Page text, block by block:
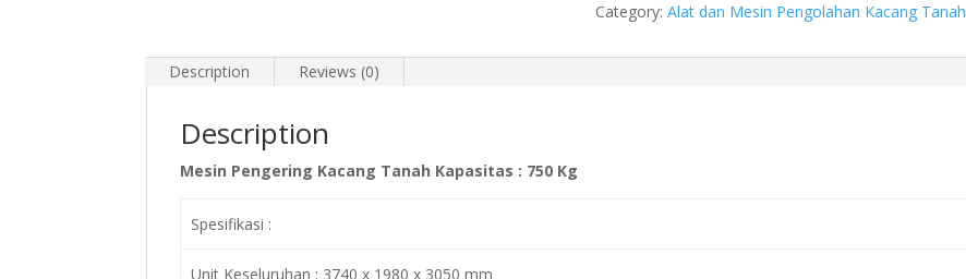
Category:Alat dan Mesin Pengolahan Kacang Tanah
Description Reviews (0)
Description
Mesin Pengering Kacang Tanah Kapasitas : 750 Kg
Spesifikasi :
Unit Keseluruhan : 3740 x 1980 x 3050 mm